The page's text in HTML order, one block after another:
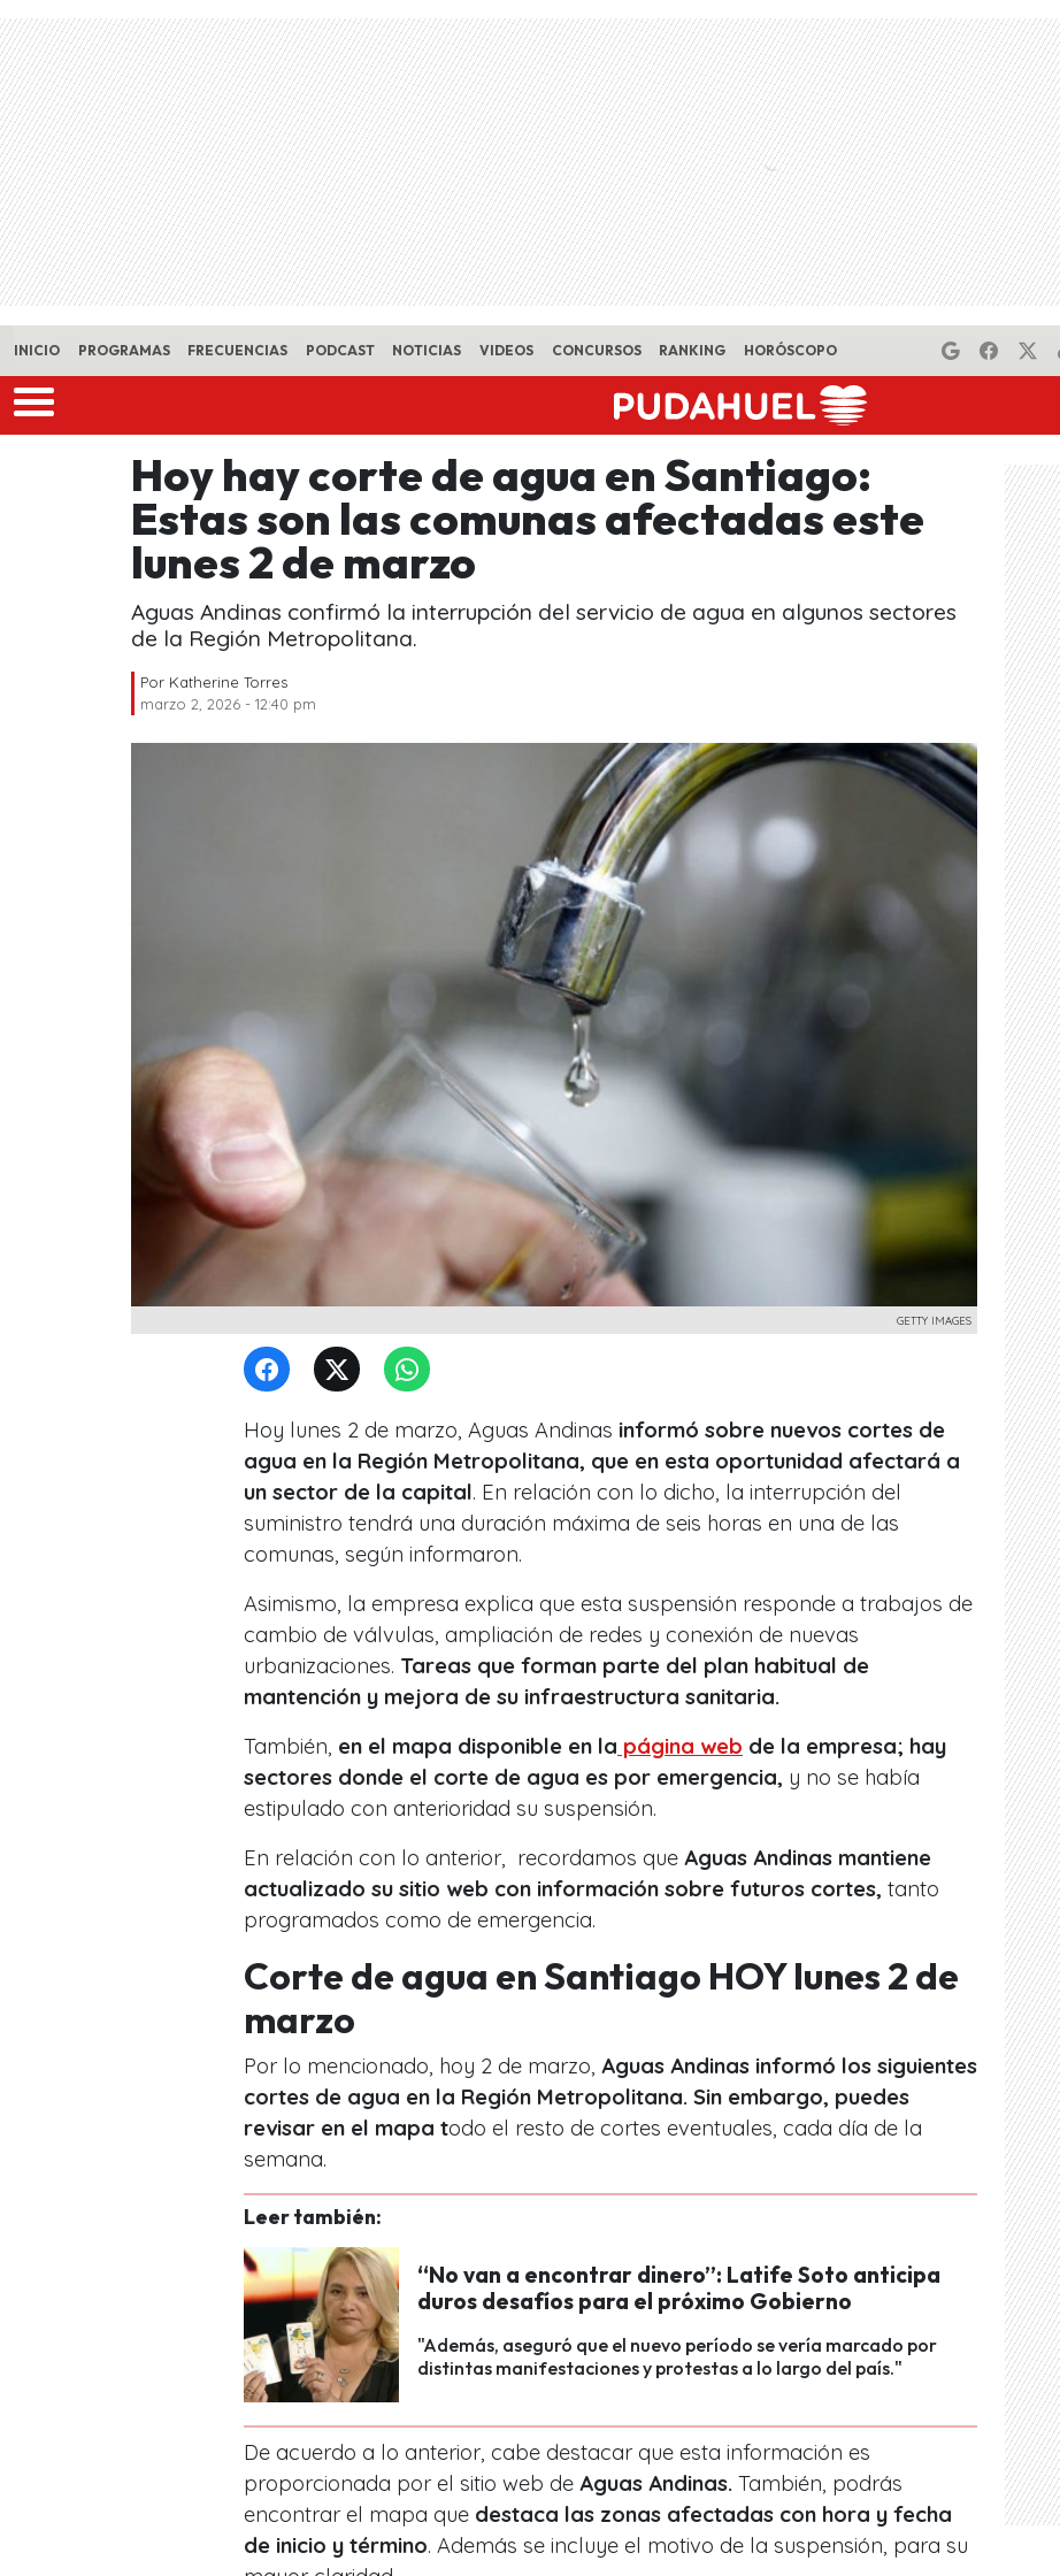
Skip to main content
INICIO PROGRAMAS FRECUENCIAS PODCAST NOTICIAS VIDEOS CONCURSOS RANKING HORÓSCOPO
Hoy hay corte de agua en Santiago:
Estas son las comunas afectadas este
lunes 2 de marzo
Aguas Andinas confirmó la interrupción del servicio de agua en algunos sectores
de la Región Metropolitana.
Por Katherine Torres
marzo 2, 2026 - 12:40 pm
GETTY IMAGES
Hoy lunes 2 de marzo, Aguas Andinas informó sobre nuevos cortes de
agua en la Región Metropolitana, que en esta oportunidad afectará a
un sector de la capital. En relación con lo dicho, la interrupción del
suministro tendrá una duración máxima de seis horas en una de las
comunas, según informaron.
Asimismo, la empresa explica que esta suspensión responde a trabajos de
cambio de válvulas, ampliación de redes y conexión de nuevas
urbanizaciones. Tareas que forman parte del plan habitual de
mantención y mejora de su infraestructura sanitaria.
También, en el mapa disponible en la página web de la empresa; hay
sectores donde el corte de agua es por emergencia, y no se había
estipulado con anterioridad su suspensión.
En relación con lo anterior, recordamos que Aguas Andinas mantiene
actualizado su sitio web con información sobre futuros cortes, tanto
programados como de emergencia.
Corte de agua en Santiago HOY lunes 2 de
marzo
Por lo mencionado, hoy 2 de marzo, Aguas Andinas informó los siguientes
cortes de agua en la Región Metropolitana. Sin embargo, puedes
revisar en el mapa todo el resto de cortes eventuales, cada día de la
semana.
Leer también:
“No van a encontrar dinero”: Latife Soto anticipa
duros desafíos para el próximo Gobierno
"Además, aseguró que el nuevo período se vería marcado por
distintas manifestaciones y protestas a lo largo del país."
De acuerdo a lo anterior, cabe destacar que esta información es
proporcionada por el sitio web de Aguas Andinas. También, podrás
encontrar el mapa que destaca las zonas afectadas con hora y fecha
de inicio y término. Además se incluye el motivo de la suspensión, para su